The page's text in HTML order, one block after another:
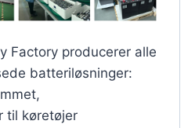
Factory producerer alle
batteriløsninger:
til køretøjer